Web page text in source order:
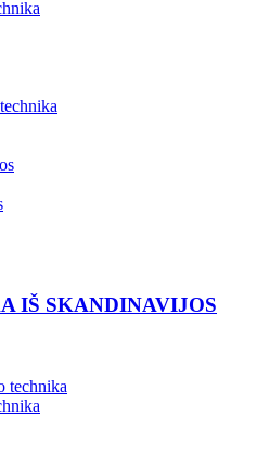
IŠ SKANDINAVIJOS
technika